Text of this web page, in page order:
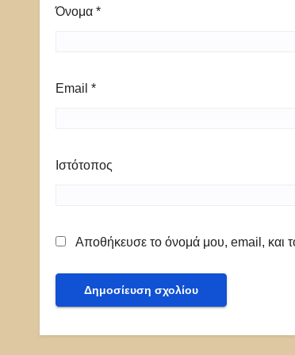
Όνομα *
Email *
Ιστότοπος
Αποθήκευσε το όνομά μου, email, και